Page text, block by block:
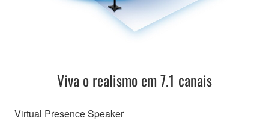
Viva o realismo em 7.1 canais
Virtual Presence Speaker